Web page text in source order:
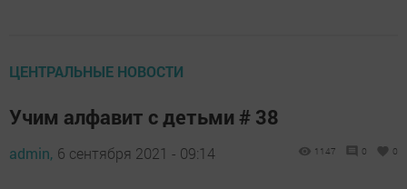
ЦЕНТРАЛЬНЫЕ НОВОСТИ
Учим алфавит с детьми # 38
admin, 6 сентября 2021 - 09:14 1147 0 0